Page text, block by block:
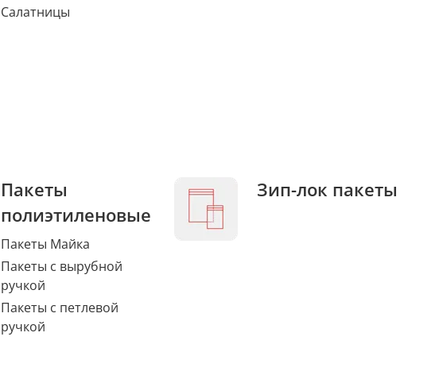
Салатницы
Пакеты
полиэтиленовые
Пакеты Майка
Пакеты с вырубной
ручкой
Пакеты с петлевой
ручкой
Зип-лок пакеты